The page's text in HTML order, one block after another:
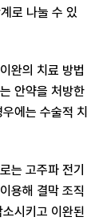
로 나눌 수 있
완의 치료 방법
안약을 처방한
에는 수술적 치
는 고주파 전기
용해 결막 조직
시키고 이완된